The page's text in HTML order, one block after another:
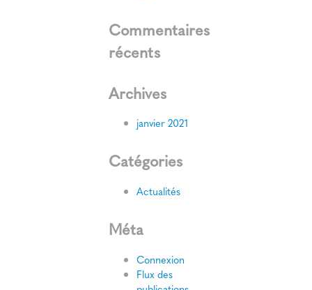
Commentaires
récents
Archives
janvier 2021
Catégories
Actualités
Méta
Connexion
Flux des